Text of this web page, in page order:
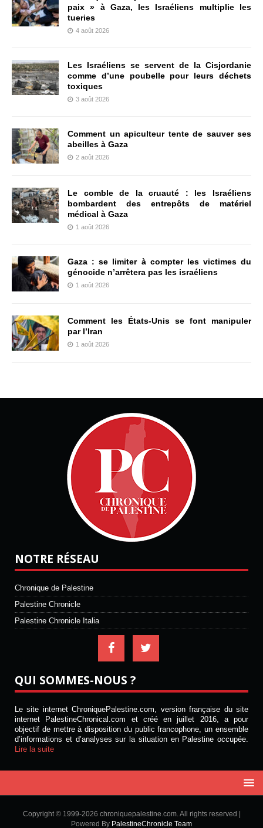
paix » à Gaza, les Israéliens multiplie les
tueries
4 août 2026
Les Israéliens se servent de la Cisjordanie
comme d’une poubelle pour leurs déchets
toxiques
3 août 2026
Comment un apiculteur tente de sauver ses
abeilles à Gaza
2 août 2026
Le comble de la cruauté : les Israéliens
bombardent des entrepôts de matériel
médical à Gaza
1 août 2026
Gaza : se limiter à compter les victimes du
génocide n’arrêtera pas les israéliens
1 août 2026
Comment les États-Unis se font manipuler
par l’Iran
1 août 2026
NOTRE RÉSEAU
Chronique de Palestine
Palestine Chronicle
Palestine Chronicle Italia
QUI SOMMES-NOUS ?
Le site internet ChroniquePalestine.com, version française du site
internet PalestineChronical.com et créé en juillet 2016, a pour
objectif de mettre à disposition du public francophone, un ensemble
d’informations et d’analyses sur la situation en Palestine occupée.
Lire la suite
Copyright © 1999-2026 chroniquepalestine.com. All rights reserved |
Powered By PalestineChronicle Team